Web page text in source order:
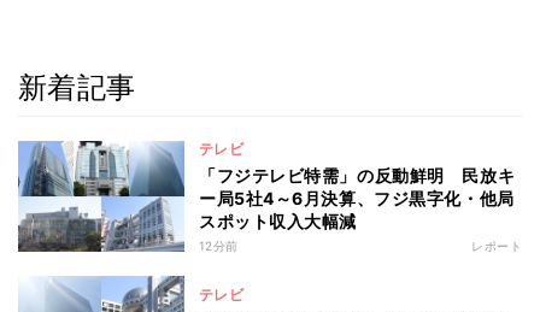
新着記事
テレビ
「フジテレビ特需」の反動鮮明 民放キ
ー局5社4～6月決算、フジ黒字化・他局
スポット収入大幅減
12分前 レポート
テレビ